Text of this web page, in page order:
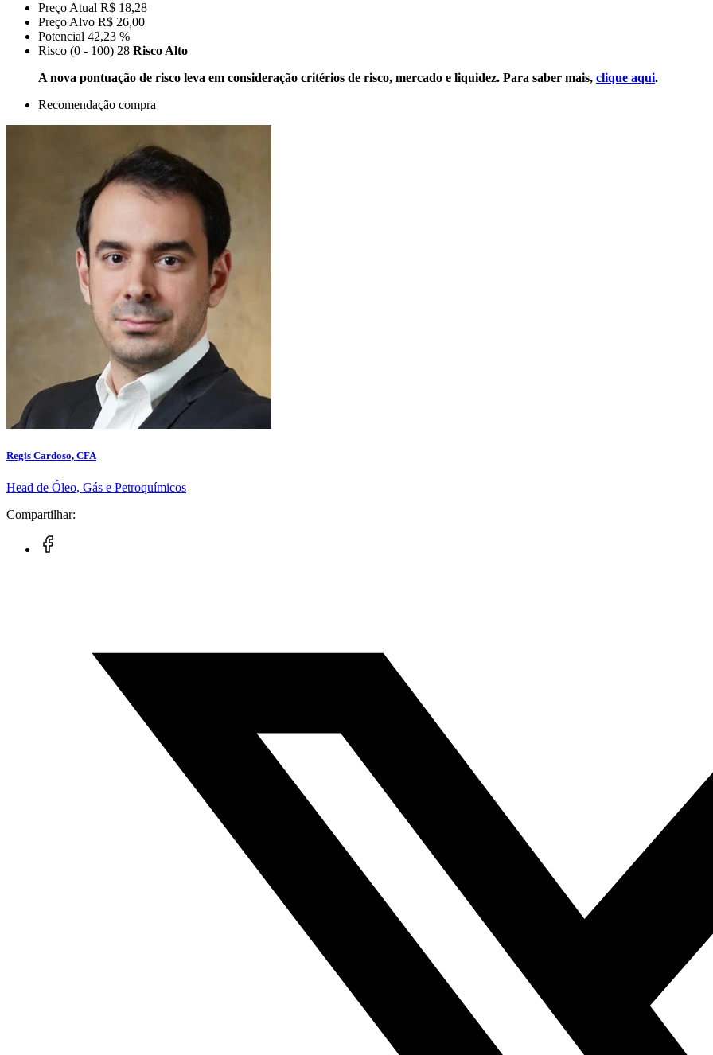
Preço Atual R$ 18,28
Preço Alvo R$ 26,00
Potencial 42,23 %
Risco (0 - 100) 28 Risco Alto
A nova pontuação de risco leva em consideração critérios de risco, mercado e liquidez. Para saber mais, clique aqui.
Recomendação compra
Regis Cardoso, CFA
Head de Óleo, Gás e Petroquímicos
Compartilhar: